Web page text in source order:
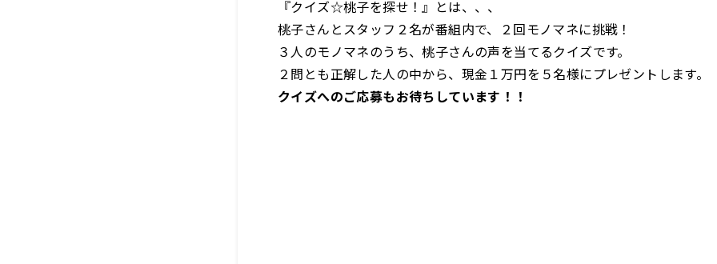
『クイズ☆桃子を探せ！』とは、、、
桃子さんとスタッフ２名が番組内で、２回モノマネに挑戦！
３人のモノマネのうち、桃子さんの声を当てるクイズです。
２問とも正解した人の中から、現金１万円を５名様にプレゼントします。
クイズへのご応募もお待ちしています！！